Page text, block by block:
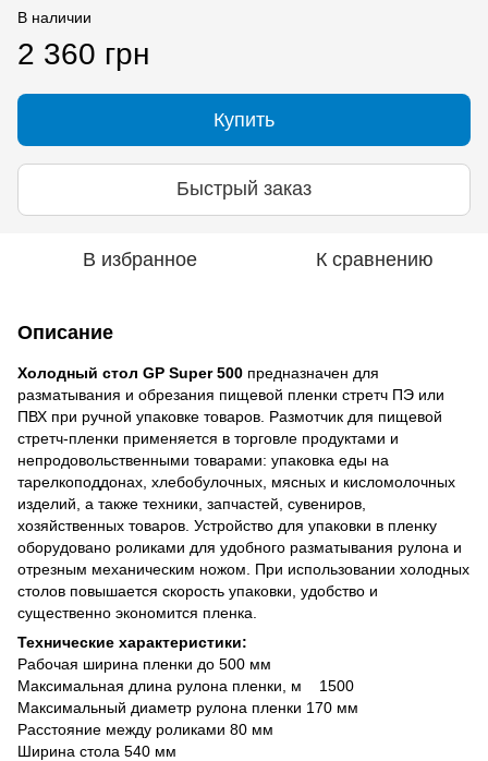
В наличии
2 360 грн
Купить
Быстрый заказ
В избранное К сравнению
Описание
Холодный стол GP Super 500 предназначен для
разматывания и обрезания пищевой пленки стретч ПЭ или
ПВХ при ручной упаковке товаров. Размотчик для пищевой
стретч-пленки применяется в торговле продуктами и
непродовольственными товарами: упаковка еды на
тарелкоподдонах, хлебобулочных, мясных и кисломолочных
изделий, а также техники, запчастей, сувениров,
хозяйственных товаров. Устройство для упаковки в пленку
оборудовано роликами для удобного разматывания рулона и
отрезным механическим ножом. При использовании холодных
столов повышается скорость упаковки, удобство и
существенно экономится пленка.
Технические характеристики:
Рабочая ширина пленки до 500 мм
Максимальная длина рулона пленки, м 1500
Максимальный диаметр рулона пленки 170 мм
Расстояние между роликами 80 мм
Ширина стола 540 мм